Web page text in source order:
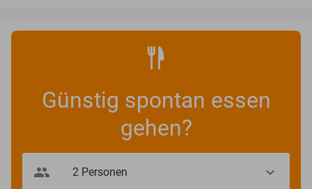
Günstig spontan essen
gehen?